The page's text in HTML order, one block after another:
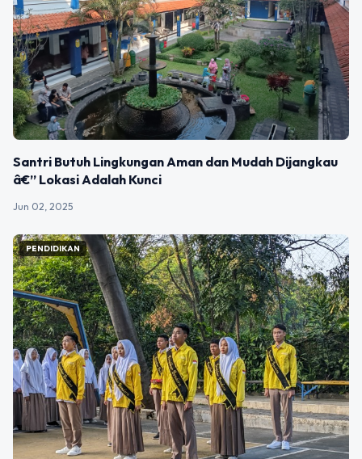
Santri Butuh Lingkungan Aman dan Mudah Dijangkau
â€” Lokasi Adalah Kunci
Jun 02, 2025
PENDIDIKAN